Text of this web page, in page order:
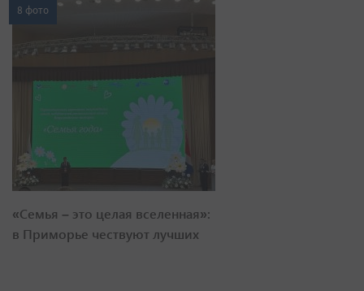
8 фото
«Семья – это целая вселенная»:
в Приморье чествуют лучших